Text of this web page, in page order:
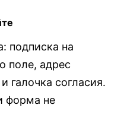
подписка на
поле, адрес
галочка согласия.
форма не